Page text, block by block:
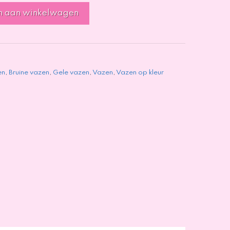
aan winkelwagen
, Bruine vazen, Gele vazen, Vazen, Vazen op kleur